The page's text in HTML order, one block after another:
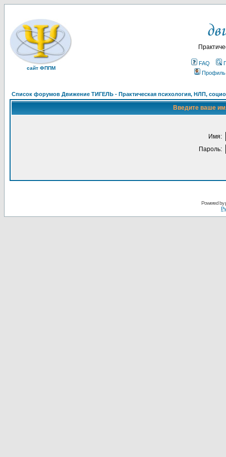
сайт ФППМ
FAQ
Профиль
Список форумов Движение ТИГЕЛЬ - Практическая психология, НЛП,
Введите ваше
Имя:
Пароль:
Powered by